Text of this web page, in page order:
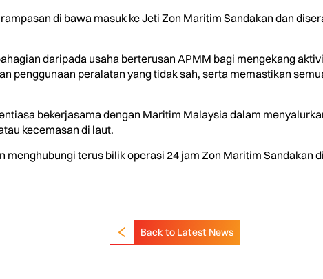
di bawa masuk ke Jeti Zon Maritim Sandakan dan
daripada usaha berterusan APMM bagi mengekang
penggunaan peralatan yang tidak sah, serta memastikan
bekerjasama dengan Maritim Malaysia dalam
kecemasan di laut.
menghubungi terus bilik operasi 24 jam Zon Maritim Sandakan
Back to Latest News